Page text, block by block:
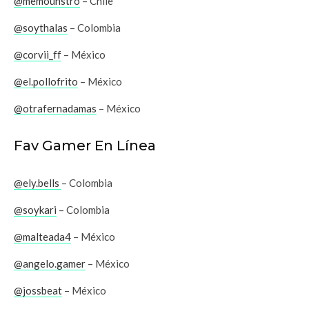
@soythalas – Colombia
@corvii_ff – México
@el.pollofrito – México
@otrafernadamas – México
Fav Gamer En Línea
@ely.bells – Colombia
@soykari – Colombia
@malteada4 – México
@angelo.gamer – México
@jossbeat – México